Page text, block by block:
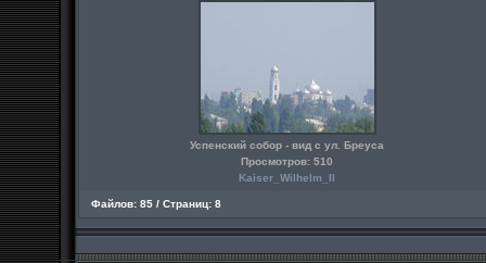
Успенский собор - вид с ул. Бреуса
Просмотров: 510
Kaiser_Wilhelm_II
Файлов: 85 / Страниц: 8